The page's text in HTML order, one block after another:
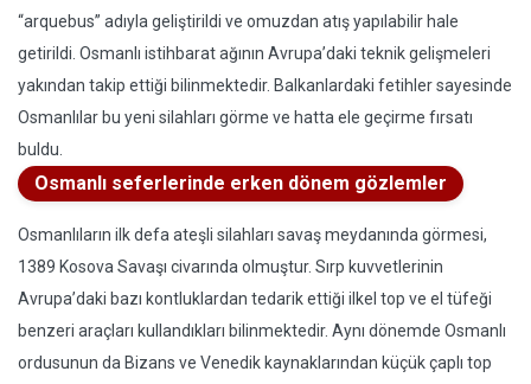
“arquebus” adıyla geliştirildi ve omuzdan atış yapılabilir hale
getirildi. Osmanlı istihbarat ağının Avrupa’daki teknik gelişmeleri
yakından takip ettiği bilinmektedir. Balkanlardaki fetihler sayesinde
Osmanlılar bu yeni silahları görme ve hatta ele geçirme fırsatı
buldu.
Osmanlı seferlerinde erken dönem gözlemler
Osmanlıların ilk defa ateşli silahları savaş meydanında görmesi,
1389 Kosova Savaşı civarında olmuştur. Sırp kuvvetlerinin
Avrupa’daki bazı kontluklardan tedarik ettiği ilkel top ve el tüfeği
benzeri araçları kullandıkları bilinmektedir. Aynı dönemde Osmanlı
ordusunun da Bizans ve Venedik kaynaklarından küçük çaplı top